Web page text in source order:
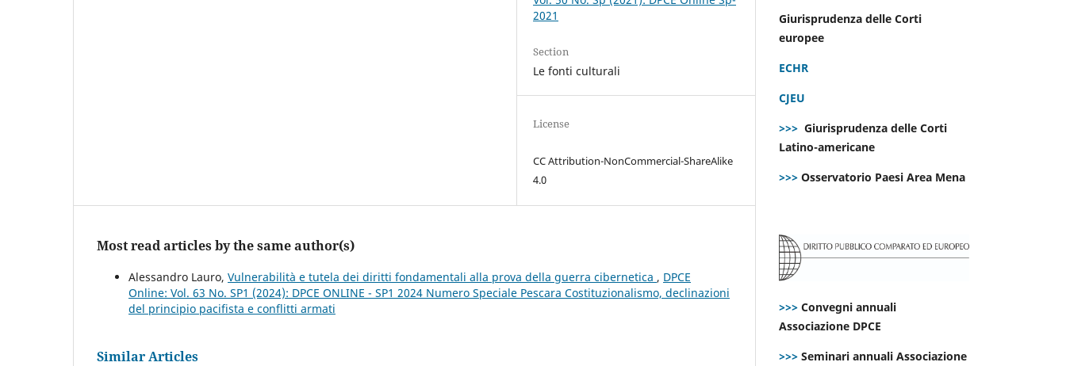
2021
Section
Le fonti culturali
License
CC Attribution-NonCommercial-ShareAlike
4.0
Most read articles by the same author(s)
Alessandro Lauro, Vulnerabilità e tutela dei diritti fondamentali alla prova della guerra cibernetica , DPCE
Online: Vol. 63 No. SP1 (2024): DPCE ONLINE - SP1 2024 Numero Speciale Pescara Costituzionalismo, declinazioni
del principio pacifista e conflitti armati
Similar Articles
Giurisprudenza delle Corti
europee
ECHR
CJEU
>>> Giurisprudenza delle Corti
Latino-americane
>>> Osservatorio Paesi Area Mena
>>> Convegni annuali
Associazione DPCE
>>> Seminari annuali Associazione